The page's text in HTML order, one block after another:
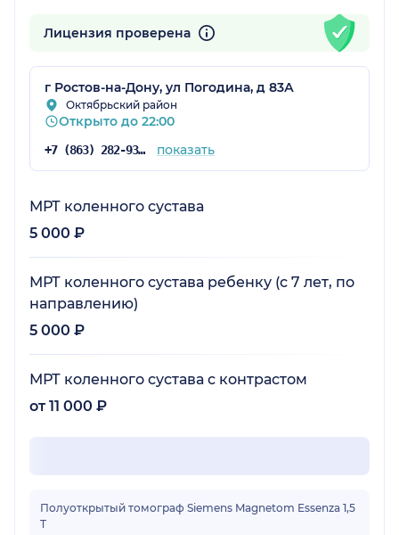
Лицензия проверена
г Ростов-на-Дону, ул Погодина, д 83А
Октябрьский район
Открыто до 22:00
+7 (863) 282-93-37 показать
МРТ коленного сустава
5 000 ₽
МРТ коленного сустава ребенку (с 7 лет, по
направлению)
5 000 ₽
МРТ коленного сустава с контрастом
от 11 000 ₽
Полуоткрытый томограф Siemens Magnetom Essenza 1,5
T